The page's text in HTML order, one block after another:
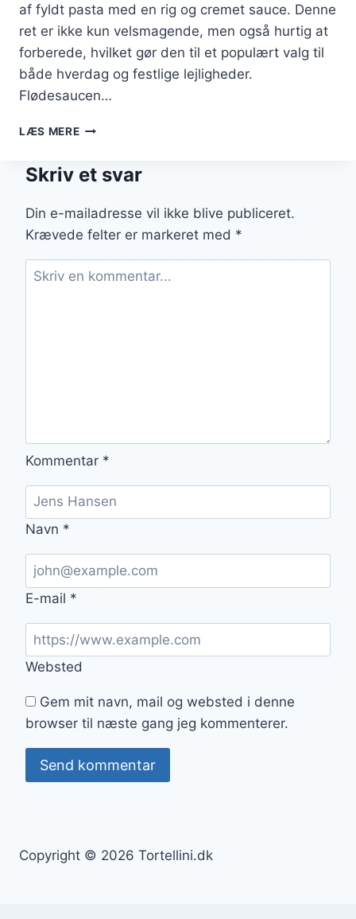
af fyldt pasta med en rig og cremet sauce. Denne
ret er ikke kun velsmagende, men også hurtig at
forberede, hvilket gør den til et populært valg til
både hverdag og festlige lejligheder.
Flødesaucen…
LÆS MERETORTELLINI
SOM
LÆKKER
RET
Skriv et svar
Din e-mailadresse vil ikke blive publiceret.
Krævede felter er markeret med *
Kommentar *
Navn *
E-mail *
Websted
Gem mit navn, mail og websted i denne
browser til næste gang jeg kommenterer.
Copyright © 2026 Tortellini.dk